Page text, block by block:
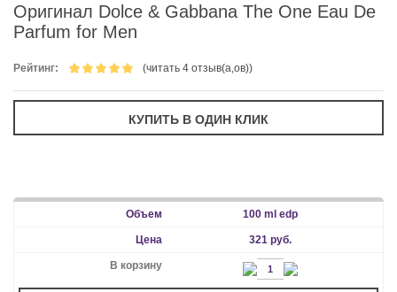
Оригинал Dolce & Gabbana The One Eau De
Parfum for Men
Рейтинг: (читать 4 отзыв(а,ов))
100 ml edp
321 руб.